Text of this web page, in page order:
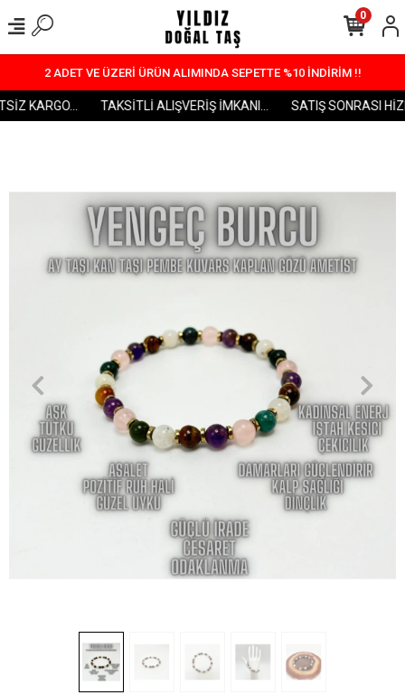
2 ADET VE ÜZERİ ÜRÜN ALIMINDA SEPETTE %10 İNDİRİM !!
KARGO... TAKSİTLİ ALIŞVERİŞ İMKANI... SATIŞ SONRASI
0